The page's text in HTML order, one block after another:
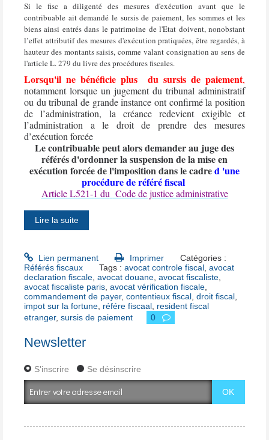
Si le fisc a diligenté des mesures d'exécution avant que le
contribuable ait demandé le sursis de paiement, les sommes et les
biens ainsi entrés dans le patrimoine de l'Etat doivent, nonobstant
l’effet attributif des mesures d'exécution pratiquées, être regardés, à
hauteur des montants saisis, comme valant consignation au sens de
l'article L. 279 du livre des procédures fiscales.
Lorsqu'il ne bénéficie plus du sursis de paiement,
notamment lorsque un jugement du tribunal administratif
ou du tribunal de grande instance ont confirmé la position
de l’administration, la créance redevient exigible et
l’administration a le droit de prendre des mesures
d’exécution forcée
Le contribuable peut alors demander au juge des
référés d'ordonner la suspension de la mise en
exécution forcée de l'imposition dans le cadred 'une
procédure de référé fiscal
Article L521-1 du Code de justice administrative
Lire la suite
Lien permanent Imprimer
Catégories :
Référés fiscaux
Tags :avocat controle fiscal,avocat
declaration fiscale, avocat douane, avocat fiscaliste,
avocat fiscaliste paris, avocat vérification fiscale,
commandement de payer, contentieux fiscal, droit fiscal,
impot sur la fortune, référe fiscaal, resident fiscal
etranger, sursis de paiement 0
Newsletter
S'inscrire Se désinscrire